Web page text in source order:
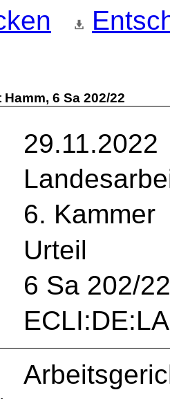
6 Sa 202/22
29.11.2022
6. Kammer
Urteil
6 Sa 202/